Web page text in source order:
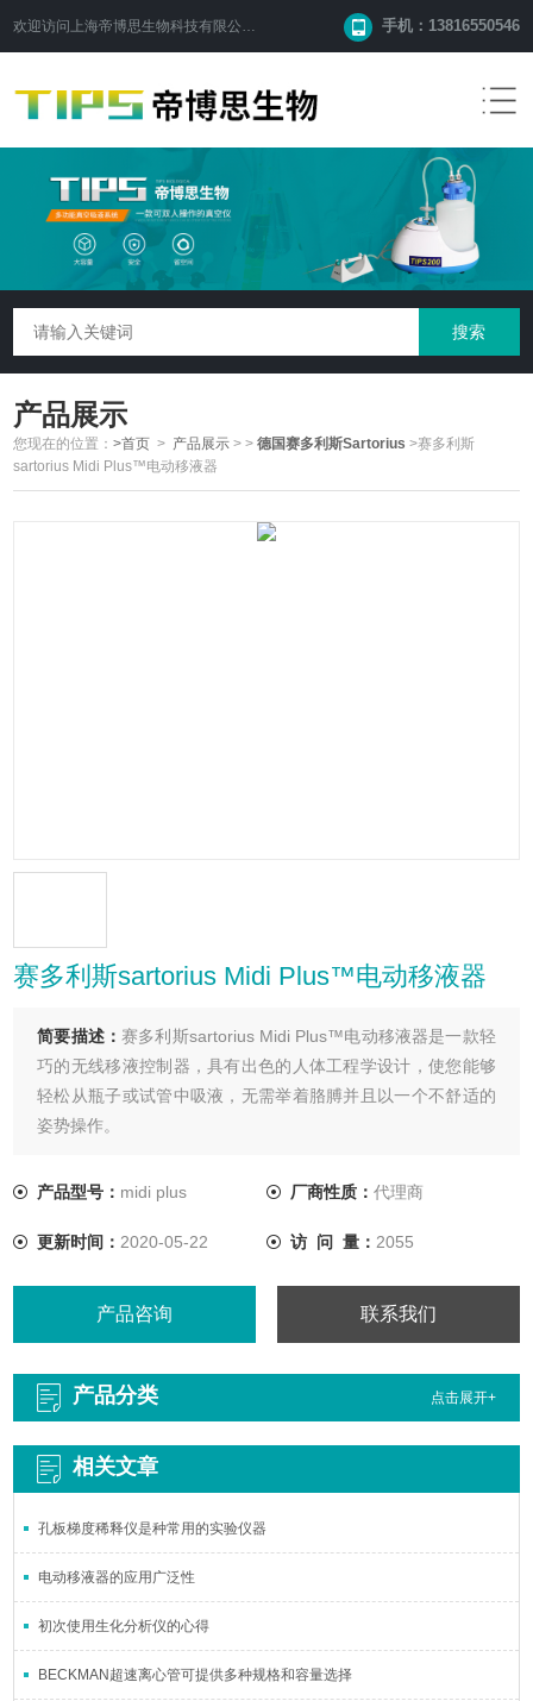
欢迎访问 上海帝博思生物科技有限公司 手机：13816550546
产品展示
您现在的位置：>首页 > 产品展示 >>德国赛多利斯Sartorius >赛多利斯
sartorius Midi Plus™电动移液器
赛多利斯sartorius Midi Plus™电动移液器
简要描述：赛多利斯sartorius Midi Plus™电动移液器是一款轻
巧的无线移液控制器，具有出色的人体工程学设计，使您能够
轻松从瓶子或试管中吸液，无需举着胳膊并且以一个不舒适的
姿势操作。
产品型号： midi plus 厂商性质： 代理商
更新时间： 2020-05-22 访 问 量： 2055
产品咨询 联系我们
产品分类 点击展开+
相关文章
孔板梯度稀释仪是种常用的实验仪器
电动移液器的应用广泛性
初次使用生化分析仪的心得
BECKMAN超速离心管可提供多种规格和容量选择